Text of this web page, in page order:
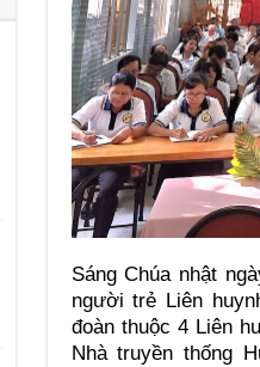
Sáng Chúa nhật
người trẻ Liên
đoàn thuộc 4 Liên
Nhà truyền thống